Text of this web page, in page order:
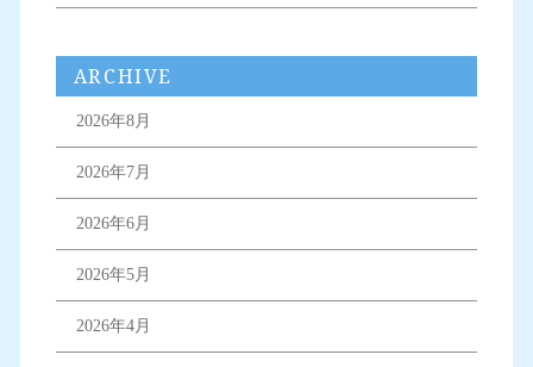
ARCHIVE
2026年8月
2026年7月
2026年6月
2026年5月
2026年4月